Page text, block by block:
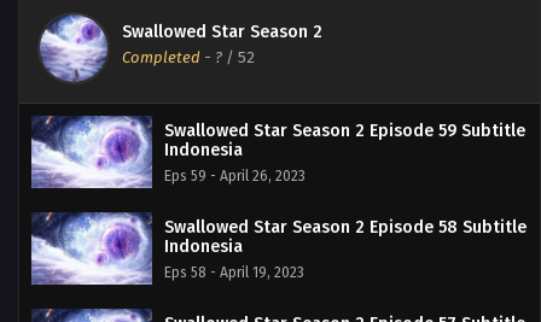
Swallowed Star Season 2
Completed - ? / 52
Swallowed Star Season 2 Episode 59 Subtitle
Indonesia
Eps 59 - April 26, 2023
Swallowed Star Season 2 Episode 58 Subtitle
Indonesia
Eps 58 - April 19, 2023